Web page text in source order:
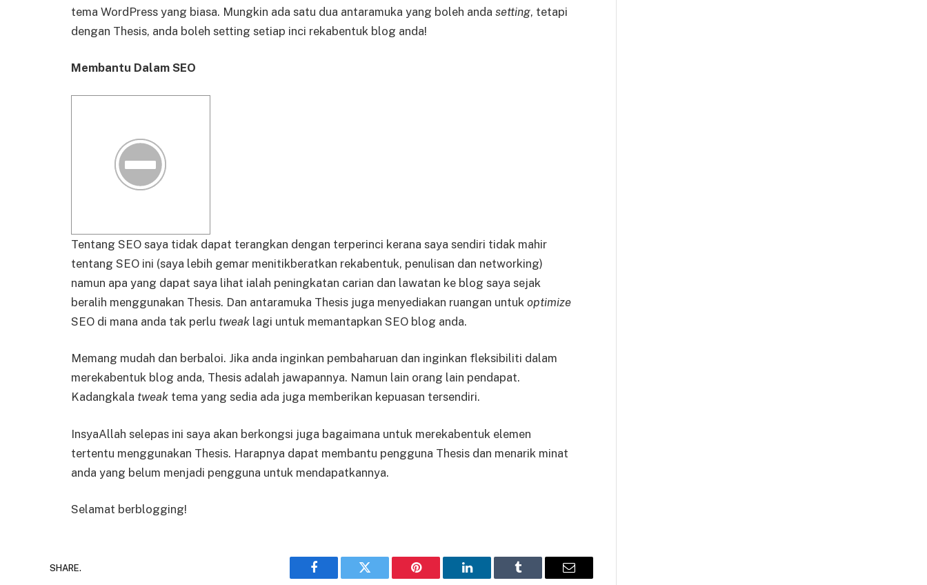
tema WordPress yang biasa. Mungkin ada satu dua antaramuka yang boleh anda setting, tetapi
dengan Thesis, anda boleh setting setiap inci rekabentuk blog anda!
Membantu Dalam SEO
Tentang SEO saya tidak dapat terangkan dengan terperinci kerana saya sendiri tidak mahir
tentang SEO ini (saya lebih gemar menitikberatkan rekabentuk, penulisan dan networking)
namun apa yang dapat saya lihat ialah peningkatan carian dan lawatan ke blog saya sejak
beralih menggunakan Thesis. Dan antaramuka Thesis juga menyediakan ruangan untuk optimize
SEO di mana anda tak perlu tweak lagi untuk memantapkan SEO blog anda.
Memang mudah dan berbaloi. Jika anda inginkan pembaharuan dan inginkan fleksibiliti dalam
merekabentuk blog anda, Thesis adalah jawapannya. Namun lain orang lain pendapat.
Kadangkala tweak tema yang sedia ada juga memberikan kepuasan tersendiri.
InsyaAllah selepas ini saya akan berkongsi juga bagaimana untuk merekabentuk elemen
tertentu menggunakan Thesis. Harapnya dapat membantu pengguna Thesis dan menarik minat
anda yang belum menjadi pengguna untuk mendapatkannya.
Selamat berblogging!
SHARE.
Facebook Twitter Pinterest LinkedIn Tumblr Email